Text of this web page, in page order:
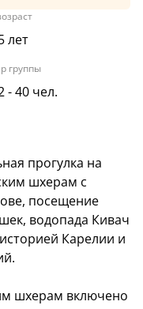
лет
группы
- 40 чел.
прогулка на
шхерам с
посещение
водопада Кивач
Карелии и
шхерам включено